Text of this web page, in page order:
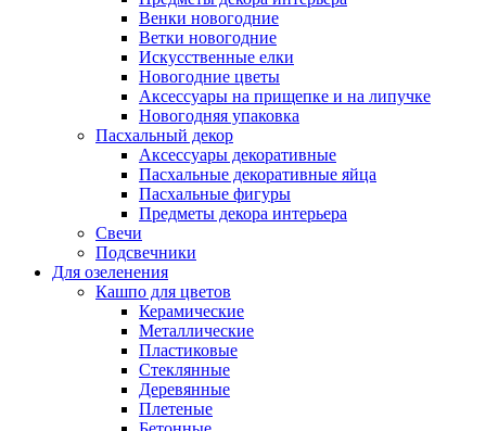
Венки новогодние
Ветки новогодние
Искусственные елки
Новогодние цветы
Аксессуары на прищепке и на липучке
Новогодняя упаковка
Пасхальный декор
Аксессуары декоративные
Пасхальные декоративные яйца
Пасхальные фигуры
Предметы декора интерьера
Свечи
Подсвечники
Для озеленения
Кашпо для цветов
Керамические
Металлические
Пластиковые
Стеклянные
Деревянные
Плетеные